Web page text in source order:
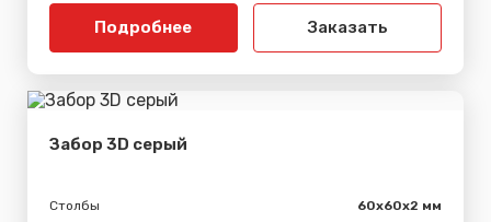
Подробнее Заказать
Забор 3D серый
Столбы
60х60х2 мм